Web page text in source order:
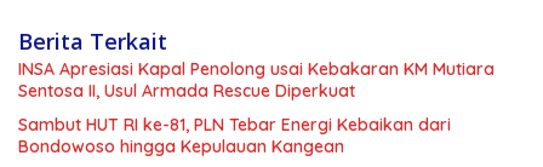
Berita Terkait
INSA Apresiasi Kapal Penolong usai Kebakaran KM Mutiara
Sentosa II, Usul Armada Rescue Diperkuat
Sambut HUT RI ke-81, PLN Tebar Energi Kebaikan dari
Bondowoso hingga Kepulauan Kangean